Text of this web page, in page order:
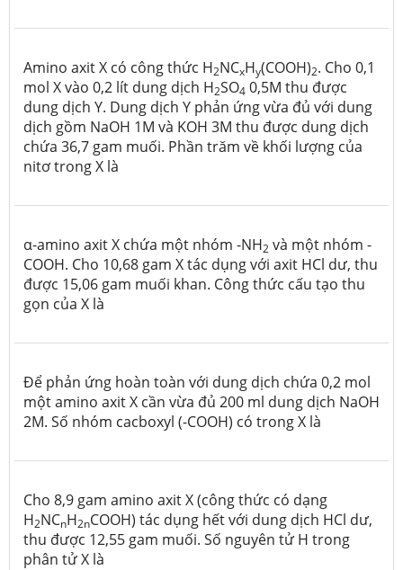
Amino axit X có công thức H2NCxHy(COOH)2. Cho 0,1
mol X vào 0,2 lít dung dịch H2SO4 0,5M thu được
dung dịch Y. Dung dịch Y phản ứng vừa đủ với dung
dịch gồm NaOH 1M và KOH 3M thu được dung dịch
chứa 36,7 gam muối. Phần trăm về khối lượng của
nitơ trong X là
α-amino axit X chứa một nhóm -NH2 và một nhóm -
COOH. Cho 10,68 gam X tác dụng với axit HCl dư, thu
được 15,06 gam muối khan. Công thức cấu tạo thu
gọn của X là
Để phản ứng hoàn toàn với dung dịch chứa 0,2 mol
một amino axit X cần vừa đủ 200 ml dung dịch NaOH
2M. Số nhóm cacboxyl (-COOH) có trong X là
Cho 8,9 gam amino axit X (công thức có dạng
H2NCnH2nCOOH) tác dụng hết với dung dịch HCl dư,
thu được 12,55 gam muối. Số nguyên tử H trong
phân tử X là